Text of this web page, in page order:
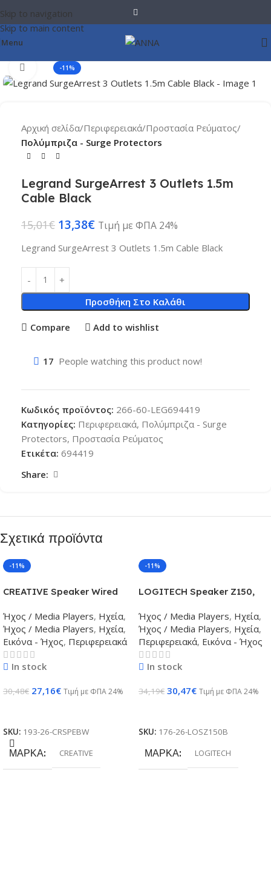
Skip to navigation
Skip to main content
Menu
-11%
Click to enlarge
Αρχική σελίδα Περιφερειακά Προστασία Ρεύματος
Πολύμπριζα - Surge Protectors
Legrand SurgeArrest 3 Outlets 1.5m
Cable Black
15,01€ 13,38€ Τιμή με ΦΠΑ 24%
Legrand SurgeArrest 3 Outlets 1.5m Cable Black
Προσθήκη Στο Καλάθι
Compare Add to wishlist
17 People watching this product now!
Κωδικός προϊόντος: 266-60-LEG694419
Κατηγορίες: Περιφερειακά, Πολύμπριζα - Surge
Protectors, Προστασία Ρεύματος
Ετικέτα: 694419
Share:
Σχετικά προϊόντα
-11%
CREATIVE Speaker Wired
Ήχος / Media Players, Ηχεία,
Ήχος / Media Players, Ηχεία,
Εικόνα - Ήχος, Περιφερειακά
In stock
30,48€ 27,16€ Τιμή με ΦΠΑ 24%
SKU: 193-26-CRSPEBW
ΜΆΡΚΑ CREATIVE
-11%
LOGITECH Speaker Z150,
Ήχος / Media Players, Ηχεία,
Ήχος / Media Players, Ηχεία,
Περιφερειακά, Εικόνα - Ήχος
In stock
34,19€ 30,47€ Τιμή με ΦΠΑ 24%
SKU: 176-26-LOSZ150B
ΜΆΡΚΑ LOGITECH